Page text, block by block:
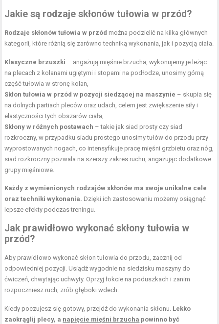
Jakie są rodzaje skłonów tułowia w przód?
Rodzaje skłonów tułowia w przód można podzielić na kilka głównych
kategorii, które różnią się zarówno techniką wykonania, jak i pozycją ciała.
Klasyczne brzuszki – angażują mięśnie brzucha, wykonujemy je leżąc
na plecach z kolanami ugiętymi i stopami na podłodze, unosimy górną
część tułowia w stronę kolan,
Skłon tułowia w przód w pozycji siedzącej na maszynie – skupia się
na dolnych partiach pleców oraz udach, celem jest zwiększenie siły i
elastyczności tych obszarów ciała,
Skłony w różnych postawach – takie jak siad prosty czy siad
rozkroczny, w przypadku siadu prostego unosimy tułów do przodu przy
wyprostowanych nogach, co intensyfikuje pracę mięśni grzbietu oraz nóg,
siad rozkroczny pozwala na szerszy zakres ruchu, angażując dodatkowe
grupy mięśniowe.
Każdy z wymienionych rodzajów skłonów ma swoje unikalne cele
oraz techniki wykonania. Dzięki ich zastosowaniu możemy osiągnąć
lepsze efekty podczas treningu.
Jak prawidłowo wykonać skłony tułowia w
przód?
Aby prawidłowo wykonać skłon tułowia do przodu, zacznij od
odpowiedniej pozycji. Usiądź wygodnie na siedzisku maszyny do
ćwiczeń, chwytając uchwyty. Oprzyj łokcie na poduszkach i zanim
rozpoczniesz ruch, zrób głęboki wdech.
Kiedy poczujesz się gotowy, przejdź do wykonania skłonu. Lekko
zaokrąglij plecy, a napięcie mięśni brzucha powinno być